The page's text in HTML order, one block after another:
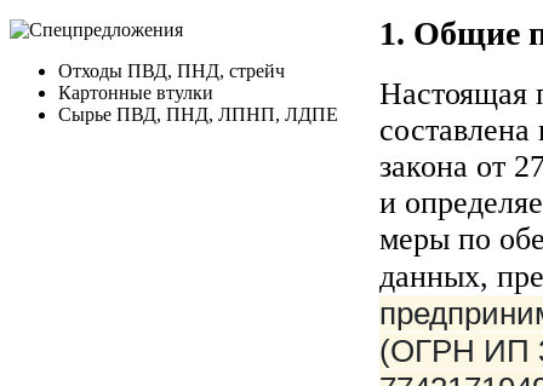
Отходы ПВД, ПНД, стрейч
Картонные втулки
Сырье ПВД, ПНД, ЛПНП, ЛДПЕ
1. Общие
Настоящая
закона от
и
меры по
данных,
(ОГРН ИП